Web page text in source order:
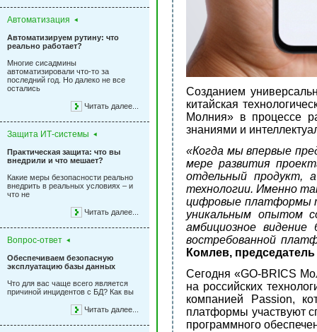
Автоматизация
Автоматизируем рутину: что
реально работает?
Многие сисадмины
автоматизировали что-то за
последний год. Но далеко не все
остались
Читать далее...
Защита ИТ-системы
Практическая защита: что вы
внедрили и что мешает?
Какие меры безопасности реально
внедрить в реальных условиях – и
что не
Читать далее...
Вопрос-ответ
Обеспечиваем безопасную
эксплуатацию базы данных
Что для вас чаще всего является
причиной инцидентов с БД? Как вы
Читать далее...
Созданием
китайская
Молния» в процессе
знаниями и
«Когда мы впервые
мере развития
отдельный продукт,
технологии. Именно
цифровые платформы
уникальным опытом
амбициозное
востребованной
Комлев,
Сегодня «GО-BRICS
на российских
компанией Passion,
платформы участвуют
программного